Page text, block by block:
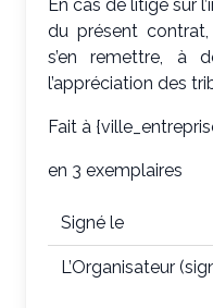
En cas de litige sur
du présent
s’en remettre, à
l’appréciation des
Fait à
en 3 exemplaires
Signé le
L’Organisateur